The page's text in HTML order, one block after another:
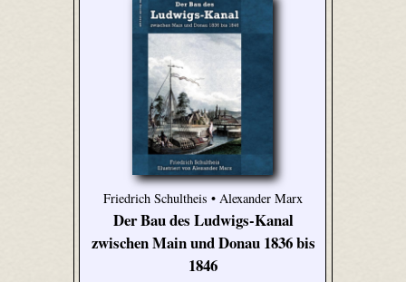
Friedrich Schultheis • Alexander Marx
Der Bau des Ludwigs-Kanal
zwischen Main und Donau 1836 bis
1846